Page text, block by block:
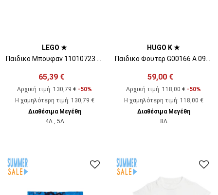
LEGO ★
65,39 €
Αρχική τιμή: 130,79 € -50%
Η χαμηλότερη τιμή: 130,79 €
Διαθέσιμα Μεγέθη
4A , 5A
HUGO K ★
59,00 €
Αρχική τιμή: 118,00 € -50%
Η χαμηλότερη τιμή: 118,00 €
Διαθέσιμα Μεγέθη
8A